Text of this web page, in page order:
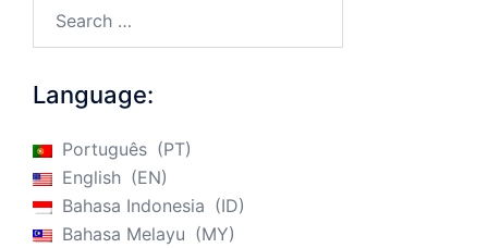
Language:
Português
PT
English
EN
Bahasa Indonesia
ID
Bahasa Melayu
MY